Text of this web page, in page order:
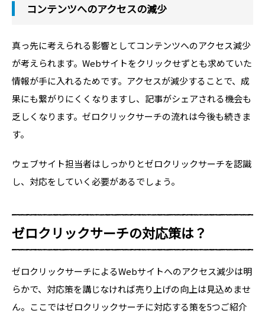
コンテンツへのアクセスの減少
真っ先に考えられる影響としてコンテンツへのアクセス減少
が考えられます。Webサイトをクリックせずとも求めていた
情報が手に入れるためです。アクセスが減少することで、成
果にも繋がりにくくなりますし、記事がシェアされる機会も
乏しくなります。ゼロクリックサーチの流れは今後も続きま
す。
ウェブサイト担当者はしっかりとゼロクリックサーチを認識
し、対応をしていく必要があるでしょう。
ゼロクリックサーチの対応策は？
ゼロクリックサーチによるWebサイトへのアクセス減少は明
らかで、対応策を講じなければ売り上げの向上は見込めませ
ん。ここではゼロクリックサーチに対応する策を5つご紹介